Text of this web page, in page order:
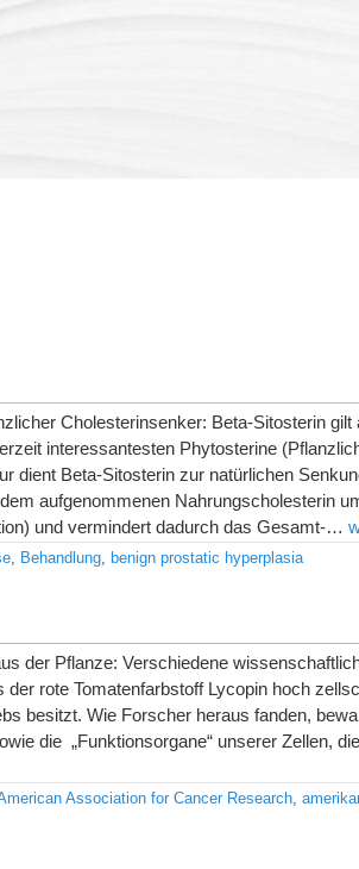
Cholesterinsenker: Beta-Sitosterin gilt
interessantesten Phytosterine
dient Beta-Sitosterin zur natürlichen
aufgenommenen Nahrungscholesterin
und vermindert dadurch das Gesamt-…
, Behandlung, benign prostatic hyperplasia
der Pflanze: Verschiedene
rote Tomatenfarbstoff Lycopin hoch
besitzt. Wie Forscher heraus fanden,
die „Funktionsorgane“ unserer Zellen,
Association for Cancer Research,